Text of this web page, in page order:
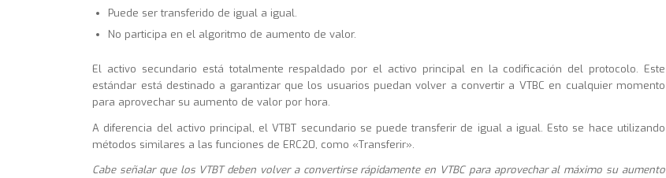
Puede ser transferido de igual a igual.
No participa en el algoritmo de aumento de valor.
El activo secundario está totalmente respaldado por el activo principal en la codificación del protocolo. Este
estándar está destinado a garantizar que los usuarios puedan volver a convertir a VTBC en cualquier momento
para aprovechar su aumento de valor por hora.
A diferencia del activo principal, el VTBT secundario se puede transferir de igual a igual. Esto se hace utilizando
métodos similares a las funciones de ERC20, como «Transferir».
Cabe señalar que los VTBT deben volver a convertirse rápidamente en VTBC para aprovechar al máximo su aumento